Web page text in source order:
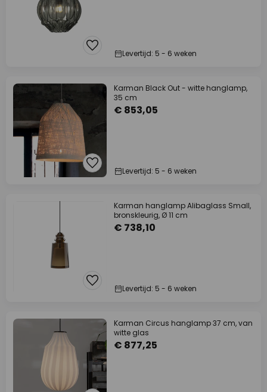
Levertijd: 5 - 6 weken
Karman Black Out - witte hanglamp,
35 cm
€ 853,05
Levertijd: 5 - 6 weken
Karman hanglamp Alibaglass Small,
bronskleurig, Ø 11 cm
€ 738,10
Levertijd: 5 - 6 weken
Karman Circus hanglamp 37 cm, van
witte glas
€ 877,25